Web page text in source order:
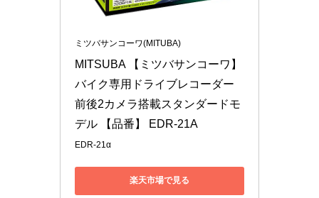
ミツバサンコーワ(MITUBA)
MITSUBA 【ミツバサンコーワ】
バイク専用ドライブレコーダー
前後2カメラ搭載スタンダードモ
デル 【品番】 EDR-21A
EDR-21α
楽天市場で見る